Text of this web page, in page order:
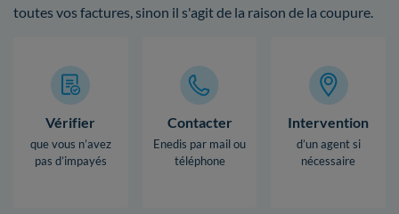
toutes vos factures, sinon il s'agit de la raison de la coupure.
Vérifier
que vous n’avez
pas d’impayés
Contacter
Enedis par mail ou
téléphone
Intervention
d’un agent si
nécessaire